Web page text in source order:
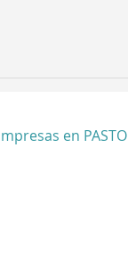
en PASTO